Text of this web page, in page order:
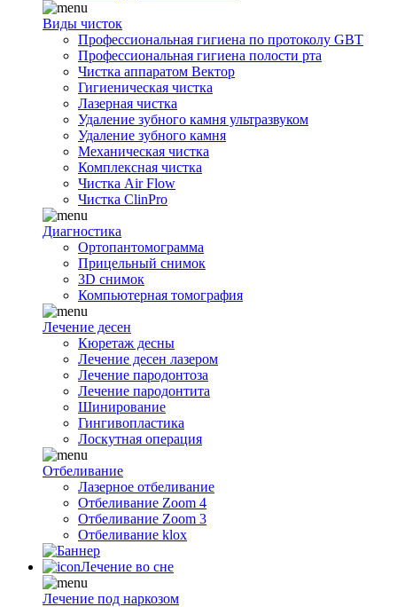
Виды чисток
Профессиональная гигиена по протоколу GBT
Профессиональная гигиена полости рта
Чистка аппаратом Вектор
Гигиеническая чистка
Лазерная чистка
Удаление зубного камня ультразвуком
Удаление зубного камня
Механическая чистка
Комплексная чистка
Чистка Air Flow
Чистка ClinPro
Диагностика
Ортопантомограмма
Прицельный снимок
3D снимок
Компьютерная томография
Лечение десен
Кюретаж десны
Лечение десен лазером
Лечение пародонтоза
Лечение пародонтита
Шинирование
Гингивопластика
Лоскутная операция
Отбеливание
Лазерное отбеливание
Отбеливание Zoom 4
Отбеливание Zoom 3
Отбеливание klox
Лечение во сне
Лечение под наркозом